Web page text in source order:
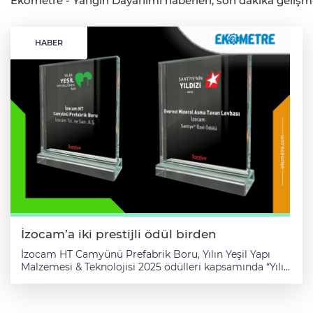
HABER
İzocam’a iki prestijli ödül birden
İzocam HT Camyünü Prefabrik Boru, Yılın Yeşil Yapı
Malzemesi & Teknolojisi 2025 ödülleri kapsamında “Yılın